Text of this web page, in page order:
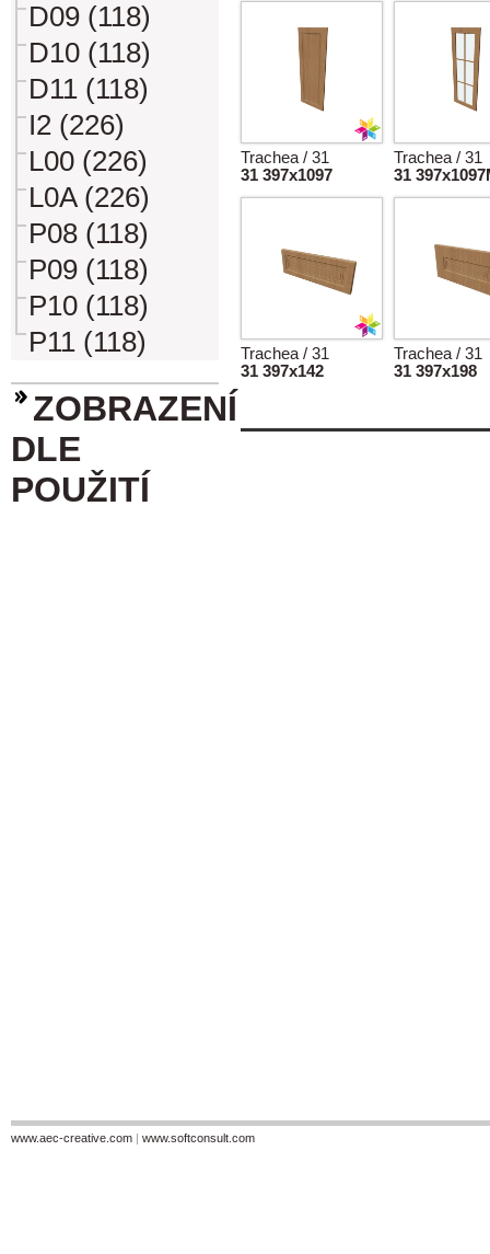
D09 (118)
D10 (118)
D11 (118)
I2 (226)
L00 (226)
L0A (226)
P08 (118)
P09 (118)
P10 (118)
P11 (118)
ZOBRAZENÍ
DLE
POUŽITÍ
Trachea / 31
31 397x1097
Trachea / 31
31
Trachea / 31
31 397x142
Trachea / 31
31 397x198
www.aec-creative.com | www.softconsult.com